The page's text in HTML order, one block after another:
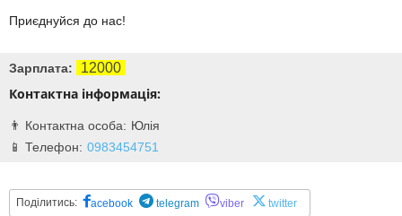
Приєднуйся до нас!
Контактна інформація:
Юлія
0983454751
Зарплата: 12000
Поділитись: acebook telegram viber twitter